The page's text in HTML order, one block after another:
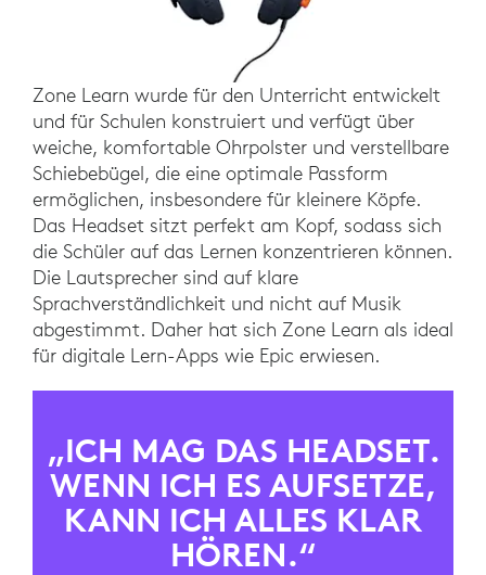
Zone Learn wurde für den Unterricht entwickelt
und für Schulen konstruiert und verfügt über
weiche, komfortable Ohrpolster und verstellbare
Schiebebügel, die eine optimale Passform
ermöglichen, insbesondere für kleinere Köpfe.
Das Headset sitzt perfekt am Kopf, sodass sich
die Schüler auf das Lernen konzentrieren können.
Die Lautsprecher sind auf klare
Sprachverständlichkeit und nicht auf Musik
abgestimmt. Daher hat sich Zone Learn als ideal
für digitale Lern-Apps wie Epic erwiesen.
„ICH MAG DAS HEADSET.
WENN ICH ES AUFSETZE,
KANN ICH ALLES KLAR
HÖREN.“